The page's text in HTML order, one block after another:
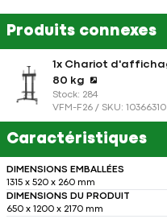
Produits connexes
1x Chariot d'affichage réglable en hauteur VFM-F26
80 kg
Stock: 284
VFM-F26 / SKU: 10366310
Caractéristiques
DIMENSIONS EMBALLÉES
1315 x 520 x 260 mm
DIMENSIONS DU PRODUIT
650 x 1200 x 2170 mm